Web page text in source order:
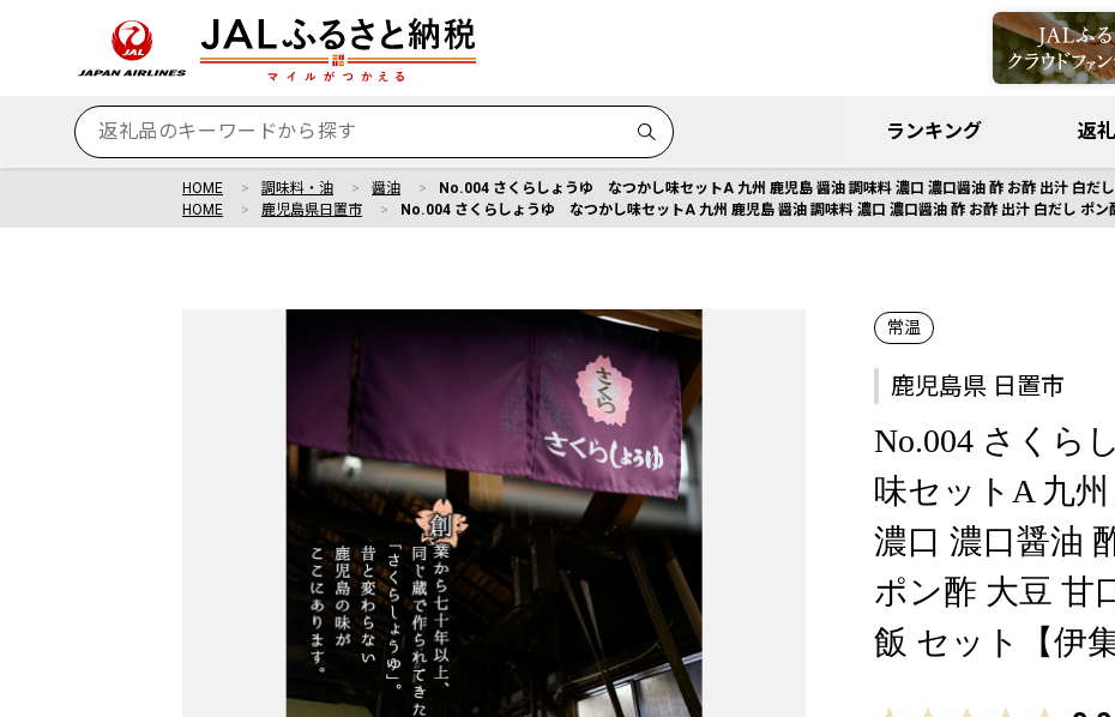
ランキング 返
HOME 調味料・油 醤油
No.004 さくらしょうゆ なつかし味セットA 九州 鹿児島 醤油 調味料 濃口 濃口醤油 酢 お酢 出汁 白だ
HOME
鹿児島県日置市 No.004 さくらしょうゆ なつかし味セットA 九州 鹿児島 醤油 調味料 濃口 濃口醤油 酢 お酢 出汁 白だし ポン
常温
鹿児島県 日置市
No.004 さくら
味セットA 九
濃口 濃口醤油
ポン酢 大豆 甘
飯 セット【伊